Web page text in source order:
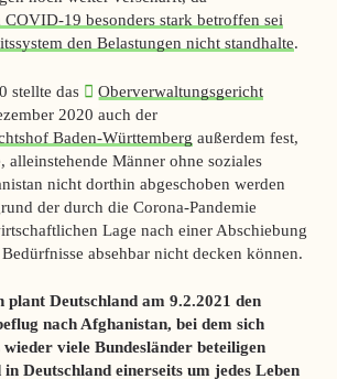
19 besonders stark betroffen sei
den Belastungen nicht standhalte.
stellte das
Oberverwaltungsgericht
2020 auch der
Baden-Württemberg außerdem fest,
alleinstehende Männer ohne soziales
nicht dorthin abgeschoben werden
der durch die Corona-Pandemie
Lage nach einer Abschiebung
absehbar nicht decken können.
plant Deutschland am 9.2.2021 den
nach Afghanistan, bei dem sich
viele Bundesländer beteiligen
Deutschland einerseits um jedes Leben